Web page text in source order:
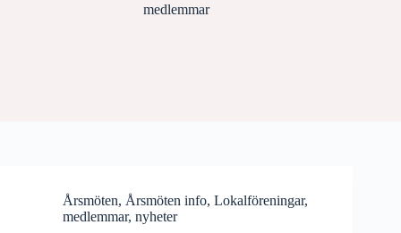
medlemmar
Årsmöten, Årsmöten info, Lokalföreningar,
medlemmar, nyheter